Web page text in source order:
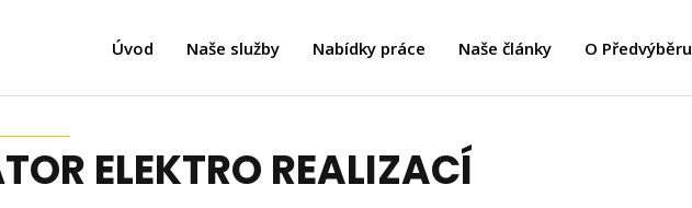
Úvod Naše služby Nabídky práce Naše články O Předvýběru
ELEKTRO REALIZACÍ